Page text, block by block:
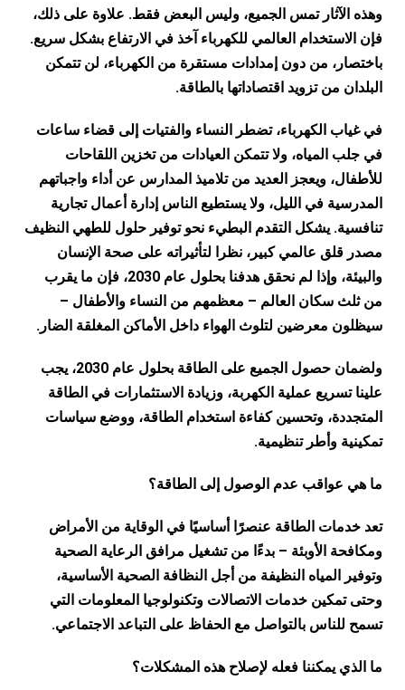
وهذه الآثار تمس الجميع، وليس البعض فقط. علاوة على ذلك،
فإن الاستخدام العالمي للكهرباء آخذ في الارتفاع بشكل سريع.
باختصار، من دون إمدادات مستقرة من الكهرباء، لن تتمكن
البلدان من تزويد اقتصاداتها بالطاقة.
في غياب الكهرباء، تضطر النساء والفتيات إلى قضاء ساعات
في جلب المياه، ولا تتمكن العيادات من تخزين اللقاحات
للأطفال، ويعجز العديد من تلاميذ المدارس عن أداء واجباتهم
المدرسية في الليل، ولا يستطيع الناس إدارة أعمال تجارية
تنافسية. يشكل التقدم البطيء نحو توفير حلول للطهي النظيف
مصدر قلق عالمي كبير، نظرا لتأثيراته على صحة الإنسان
والبيئة، وإذا لم نحقق هدفنا بحلول عام 2030، فإن ما يقرب
من ثلث سكان العالم – معظمهم من النساء والأطفال –
سيظلون معرضين لتلوث الهواء داخل الأماكن المغلقة الضار.
ولضمان حصول الجميع على الطاقة بحلول عام 2030، يجب
علينا تسريع عملية الكهربة، وزيادة الاستثمارات في الطاقة
المتجددة، وتحسين كفاءة استخدام الطاقة، ووضع سياسات
تمكينية وأطر تنظيمية.
ما هي عواقب عدم الوصول إلى الطاقة؟
تعد خدمات الطاقة عنصرًا أساسيًا في الوقاية من الأمراض
ومكافحة الأوبئة – بدءًا من تشغيل مرافق الرعاية الصحية
وتوفير المياه النظيفة من أجل النظافة الصحية الأساسية،
وحتى تمكين خدمات الاتصالات وتكنولوجيا المعلومات التي
تسمح للناس بالتواصل مع الحفاظ على التباعد الاجتماعي.
ما الذي يمكننا فعله لإصلاح هذه المشكلات؟